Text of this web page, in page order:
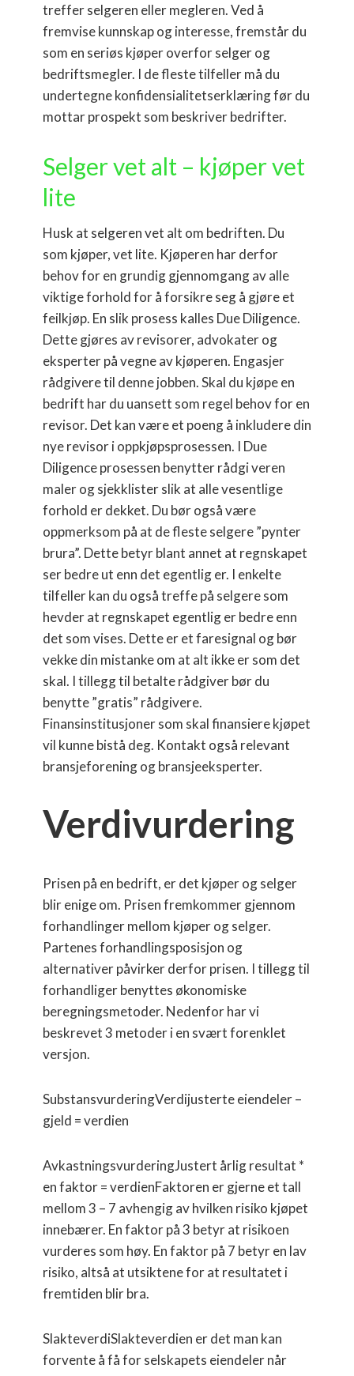
treffer selgeren eller megleren. Ved å
fremvise kunnskap og interesse, fremstår du
som en seriøs kjøper overfor selger og
bedriftsmegler. I de fleste tilfeller må du
undertegne konfidensialitetserklæring før du
mottar prospekt som beskriver bedrifter.
Selger vet alt – kjøper vet
lite
Husk at selgeren vet alt om bedriften. Du
som kjøper, vet lite. Kjøperen har derfor
behov for en grundig gjennomgang av alle
viktige forhold for å forsikre seg å gjøre et
feilkjøp. En slik prosess kalles Due Diligence.
Dette gjøres av revisorer, advokater og
eksperter på vegne av kjøperen. Engasjer
rådgivere til denne jobben. Skal du kjøpe en
bedrift har du uansett som regel behov for en
revisor. Det kan være et poeng å inkludere din
nye revisor i oppkjøpsprosessen. I Due
Diligence prosessen benytter rådgi veren
maler og sjekklister slik at alle vesentlige
forhold er dekket. Du bør også være
oppmerksom på at de fleste selgere ”pynter
brura”. Dette betyr blant annet at regnskapet
ser bedre ut enn det egentlig er. I enkelte
tilfeller kan du også treffe på selgere som
hevder at regnskapet egentlig er bedre enn
det som vises. Dette er et faresignal og bør
vekke din mistanke om at alt ikke er som det
skal. I tillegg til betalte rådgiver bør du
benytte ”gratis” rådgivere.
Finansinstitusjoner som skal finansiere kjøpet
vil kunne bistå deg. Kontakt også relevant
bransjeforening og bransjeeksperter.
Verdivurdering
Prisen på en bedrift, er det kjøper og selger
blir enige om. Prisen fremkommer gjennom
forhandlinger mellom kjøper og selger.
Partenes forhandlingsposisjon og
alternativer påvirker derfor prisen. I tillegg til
forhandliger benyttes økonomiske
beregningsmetoder. Nedenfor har vi
beskrevet 3 metoder i en svært forenklet
versjon.
SubstansvurderingVerdijusterte eiendeler –
gjeld = verdien
AvkastningsvurderingJustert årlig resultat *
en faktor = verdienFaktoren er gjerne et tall
mellom 3 – 7 avhengig av hvilken risiko kjøpet
innebærer. En faktor på 3 betyr at risikoen
vurderes som høy. En faktor på 7 betyr en lav
risiko, altså at utsiktene for at resultatet i
fremtiden blir bra.
SlakteverdiSlakteverdien er det man kan
forvente å få for selskapets eiendeler når